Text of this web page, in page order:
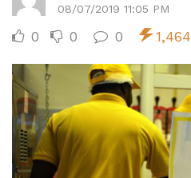
08/07/2019 11:05 PM
0 0 0 1,464